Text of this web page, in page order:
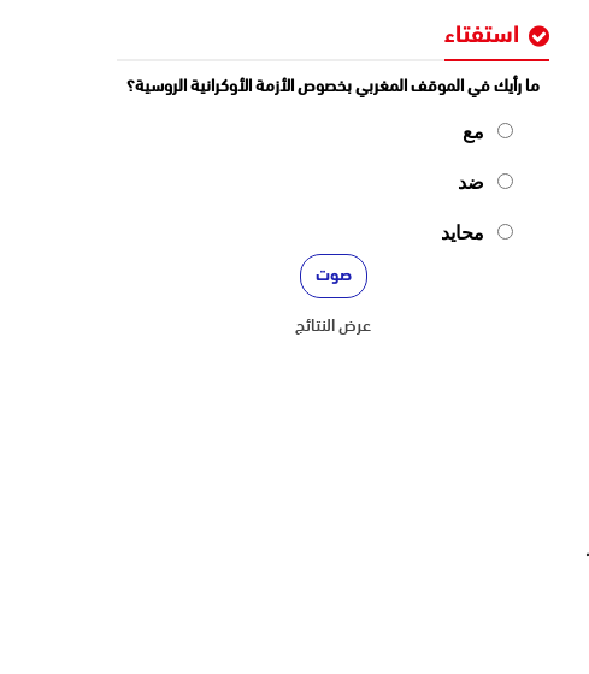
استفتاء
ما رأيك في الموقف المغربي بخصوص الأزمة الأوكرانية الروسية؟
مع
ضد
محايد
عرض النتائج